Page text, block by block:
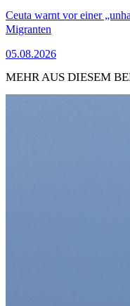
Ceuta warnt vor einer
Migranten
05.08.2026
MEHR AUS DIESEM